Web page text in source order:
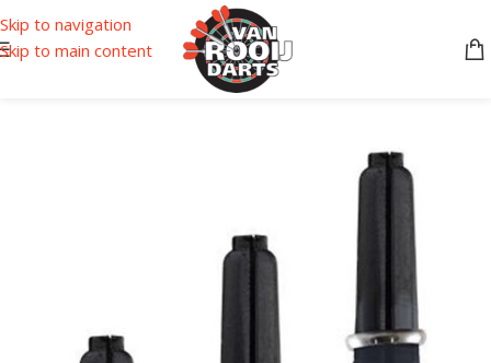
Skip to navigation
Skip to main content